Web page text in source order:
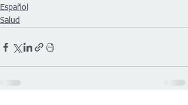
Español
Salud